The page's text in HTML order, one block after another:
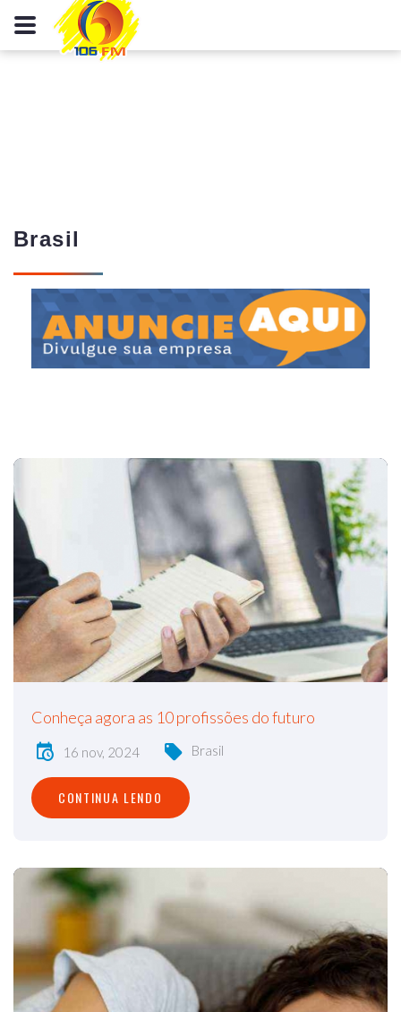
Brasil
Conheça agora as 10 profissões do futuro
16 nov, 2024 Brasil
CONTINUA LENDO